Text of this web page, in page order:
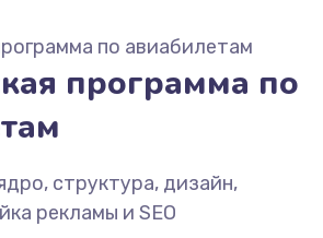
программа по
структура, дизайн,
рекламы и SEO